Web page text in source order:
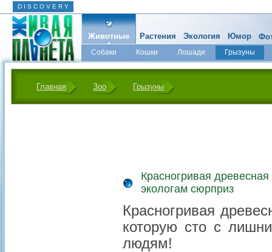
D I S C O V E R Y
Животные
Собаки Кошки Лошади
Грызуны
Микромир
Растения Экология Юмор
Главная Зоо Грызуны
Красногривая
экологам сюрприз
Красногривая
которую сто с
людям!